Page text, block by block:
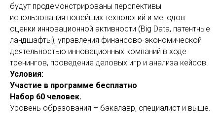
будут продемонстрированы перспективы
использования новейших технологий и методов
оценки инновационной активности (Big Data, патентные
ландшафты), управления финансово-экономической
деятельностью инновационных компаний в ходе
тренингов, проведение деловых игр и анализа кейсов.
Условия:
Участие в программе бесплатно
Набор 60 человек.
Уровень образования – бакалавр, специалист и выше.